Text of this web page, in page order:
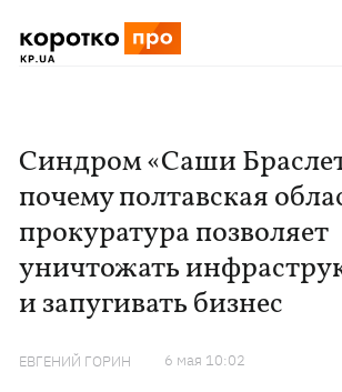
Синдром «Саши
почему полтавская
прокуратура позволяет
уничтожать
и запугивать бизнес
ЕВГЕНИЙ ГОРИН 6 мая 10:02